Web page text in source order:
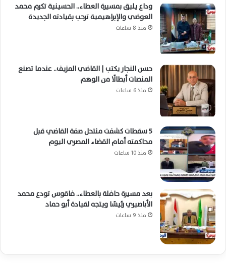
وداع يليق بمسيرة العطاء.. الحسينية تكرم محمد
العوضي والإبراهيمية ترحب بقيادته الجديدة
منذ 8 ساعات
حسن النجار يكتب | القاضي المزيف.. عندما تصنع
المنصات أبطالًا من الوهم
منذ 6 ساعات
5 سقطات كشفت منتحل صفة القاضي قبل
محاكمته أمام القضاء المصري اليوم
منذ 10 ساعات
بعد مسيرة حافلة بالعطاء.. فاقوس تودع محمد
الأباصيري رئيسًا ويتجه لقيادة أبو حماد
منذ 9 ساعات